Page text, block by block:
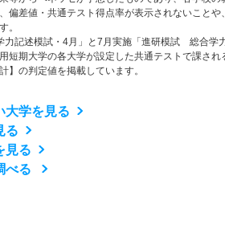
差値・共通テスト得点率が表示されないことや
。
述模試・4月」と7月実施「進研模試 総合学
短期大学の各大学が設定した共通テストで課さ
】の判定値を掲載しています。
大学を見る
る
見る
べる